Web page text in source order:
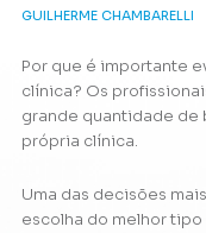
GUILHERME CHAMBARELLI
Por que é importante
clínica? Os
grande quantidade de
própria clínica.
Uma das decisões
escolha do melhor